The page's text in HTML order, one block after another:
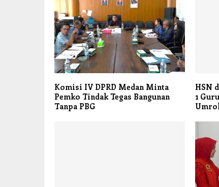
Komisi IV DPRD Medan Minta
Pemko Tindak Tegas Bangunan
Tanpa PBG
HSN
1